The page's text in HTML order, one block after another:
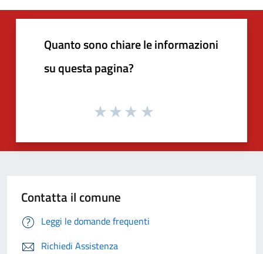
Quanto sono chiare le informazioni
su questa pagina?
Contatta il comune
Leggi le domande frequenti
Richiedi Assistenza